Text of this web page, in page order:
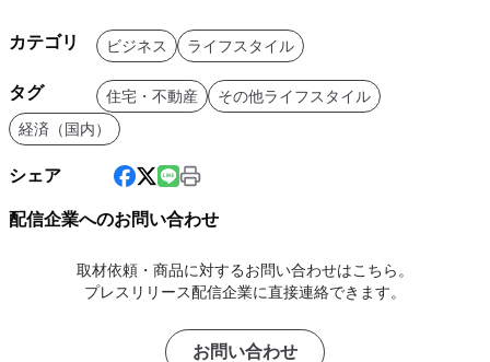
カテゴリ ビジネス ライフスタイル
タグ 住宅・不動産
その他ライフスタイル
経済（国内）
シェア
配信企業へのお問い合わせ
取材依頼・商品に対するお問い合わせはこちら。
プレスリリース配信企業に直接連絡できます。
お問い合わせ